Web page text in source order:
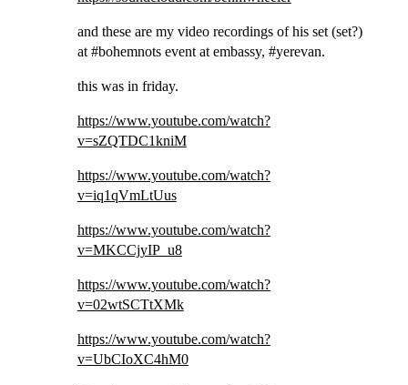
and these are my video recordings of his set (set?)
at #bohemnots event at embassy, #yerevan.
this was in friday.
https://www.youtube.com/watch?
v=sZQTDC1kniM
https://www.youtube.com/watch?
v=iq1qVmLtUus
https://www.youtube.com/watch?
v=MKCCjyIP_u8
https://www.youtube.com/watch?
v=02wtSCTtXMk
https://www.youtube.com/watch?
v=UbCIoXC4hM0